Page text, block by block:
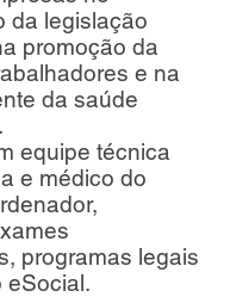
da legislação
promoção da
e na
da saúde
equipe técnica
e médico do
programas legais
eSocial.